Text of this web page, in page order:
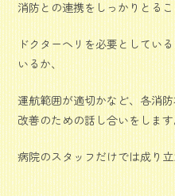
消防との連携をしっかりとる
ドクターヘリを必要としてい
いるか、
運航範囲が適切かなど、各消
改善のための話し合いをしま
病院のスタッフだけでは成り